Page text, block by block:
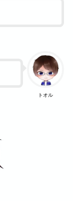
トオル